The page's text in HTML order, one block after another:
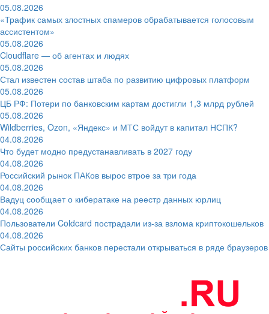
05.08.2026
«Трафик самых злостных спамеров обрабатывается голосовым
ассистентом»
05.08.2026
Cloudflare — об агентах и людях
05.08.2026
Стал известен состав штаба по развитию цифровых платформ
05.08.2026
ЦБ РФ: Потери по банковским картам достигли 1,3 млрд рублей
05.08.2026
Wildberries, Ozon, «Яндекс» и МТС войдут в капитал НСПК?
04.08.2026
Что будет модно предустанавливать в 2027 году
04.08.2026
Российский рынок ПАКов вырос втрое за три года
04.08.2026
Вадуц сообщает о кибератаке на реестр данных юрлиц
04.08.2026
Пользователи Coldcard пострадали из-за взлома криптокошельков
04.08.2026
Сайты российских банков перестали открываться в ряде браузеров